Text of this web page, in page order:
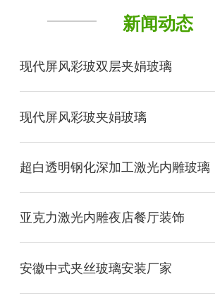
新闻动态
现代屏风彩玻双层夹娟玻璃
现代屏风彩玻夹娟玻璃
超白透明钢化深加工激光内雕玻璃
亚克力激光内雕夜店餐厅装饰
安徽中式夹丝玻璃安装厂家